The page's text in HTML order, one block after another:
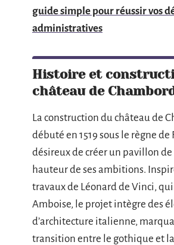
guide simple pour réussir vos
administratives
Histoire et
château de
La construction du château de
débuté en 1519 sous le règne de
désireux de créer un pavillon de
hauteur de ses ambitions.
travaux de Léonard de Vinci,
Amboise, le projet intègre des
d’architecture italienne,
transition entre le gothique et la